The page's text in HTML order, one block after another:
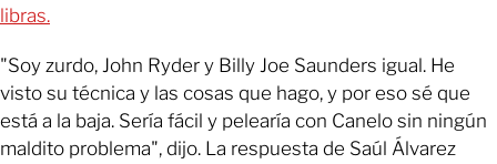
libras.
"Soy zurdo, John Ryder y Billy Joe Saunders igual. He
visto su técnica y las cosas que hago, y por eso sé que
está a la baja. Sería fácil y pelearía con Canelo sin ningún
maldito problema", dijo. La respuesta de Saúl Álvarez